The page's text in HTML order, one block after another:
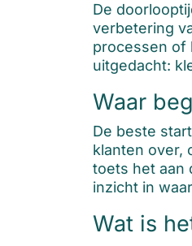
De
verbetering
processen of
uitgedacht:
Waar
De beste
klanten over,
toets het aan
inzicht in
Wat is